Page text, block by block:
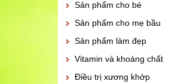
Sản phẩm cho bé
Sản phẩm cho mẹ bầu
Sản phẩm làm đẹp
Vitamin và khoáng chất
Điều trị xương khớp